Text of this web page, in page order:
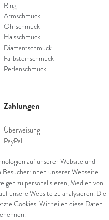
Ring
Armschmuck
Ohrschmuck
Halsschmuck
Diamantschmuck
Farbsteinschmuck
Perlenschmuck
Zahlungen
Überweisung
PayPal
SEPA Lastschrift
giropay
Kreditkarte
Versand
auf unserer Website und
unserer Webseite
zu personalisieren, Medien von
unsere Website zu analysieren. Die
Cookies. Wir teilen diese Daten